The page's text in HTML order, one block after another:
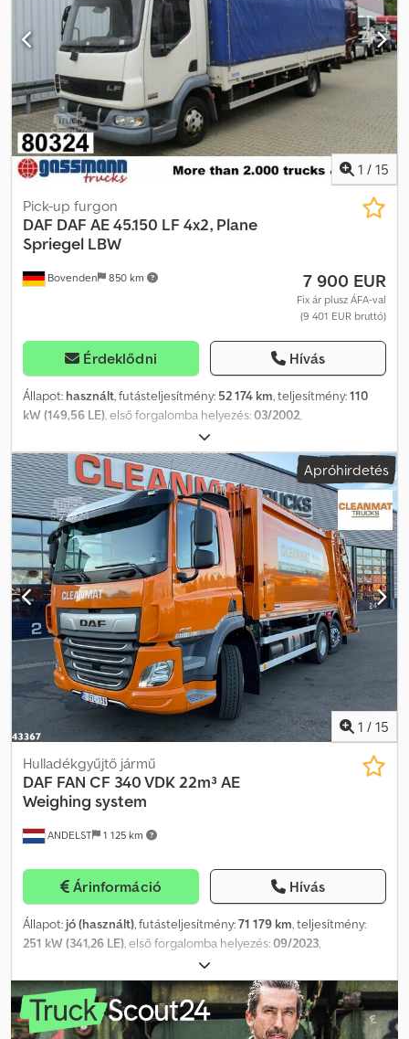
Tágas nappali fülke * Nagy rakfelület Wienerherberg, Ausztria
Cedpfx Aezgv T Rebporf
1 / 15
Bovenden 850 km
Pick-up furgon
DAF DAF AE 45.150 LF 4x2, Plane
Spriegel LBW
7 900 EUR
Fix ár plusz ÁFA-val
(9 401 EUR bruttó)
Érdeklődni Hívás
Állapot: használt, futásteljesítmény: 52 174 km, teljesítmény:110
kW (149,56 LE) , első forgalomba helyezés:03/2002
, saját tömeg:
2 580 kg, össztömeg:7 490 kg, tengelyelrendezés:4x2, szín:fehér,
vezetőfülke:egyéb, hajtástípus:mechanikai, kibocsátási osztály:
Euro 3, felfüggesztés:acél, ülések száma:2, teljes hossz:2 550 mm,
teljes szélesség:3 850 mm, raktér hossza: 7 100 mm, rakodótér
szélesség:2 500 mm, raktérmagasság:2 800 mm, első gumi méret:
215/75R17.5 126/124M
, hátsó gumiabroncs méret:215/75R17.5
126/124M, Felszereltség:ABS, emelőhátfal, szervokormány
Jármű helye: Bovenden, rendszám: Ház, rádió, 5 fokozatú váltó, ABS
(blokkolásgátló rendszer), laprugós felfüggesztés, ponyva és
oldalfal, szervokormány, álló alumínium emelőhátfal, sárga
környezetvédelmi matrica. Hubfix 1000 K 700 típusú emelőhátfalal
szerelve. Tartozék megadások nem garantáltak, a változtatás,
köztes értékesítés és tévedések jogát fenntartjuk! Cedpfx Aovhhr
Sebperf
Apróhirdetés
1 / 15
ANDELST 1 125 km
Hulladékgyűjtő jármű
DAF FAN CF 340 VDK 22m³ AE
Weighing system
Árinformáció Hívás
Állapot: jó (használt), futásteljesítmény:71 179 km, teljesítmény:
251 kW (341,26 LE), első forgalomba helyezés:09/2023,
, tengelyelrendezés:
315/70 22.5, üzemanyag:dízel, tengelytáv:4 300 mm, vezetőfülke:
nappali fülke, hajtástípus:automata, kibocsátási osztály: Euro 6,
felfüggesztés:acél-levegő, rakodótér térfogata:22 m³
, Gyártási